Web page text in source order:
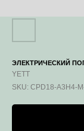
ЭЛЕКТРИЧЕСКИЙ
YETT
SKU: CPD18-A3H4-